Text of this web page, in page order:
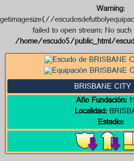
Warning:
getimagesize(//
failed to open stream: No
/home/escudo5/public_html/
BRISBANE CITY
Año Fundación:
Localidad:
Estadio: